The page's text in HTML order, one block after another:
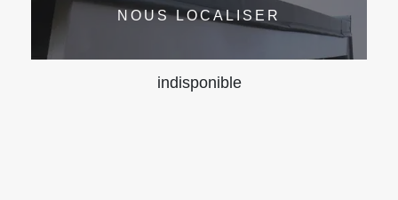
NOUS LOCALISER
indisponible